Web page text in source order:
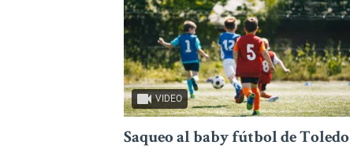
VIDEO
Saqueo al baby fútbol de Toledo